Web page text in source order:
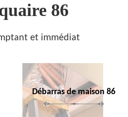
86
et immédiat
Débarras de maison 86